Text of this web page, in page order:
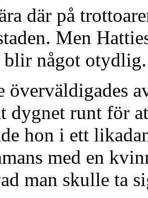
där på
Men
blir något otydlig.
överväldigades
dygnet runt för
hon i ett
med en
man skulle ta